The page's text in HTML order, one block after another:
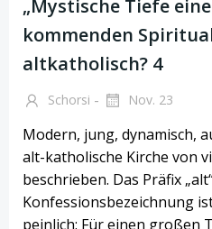
„Mystische Tiefe
kommenden
altkatholisch? 4
Schorsi - Nov. 23
Modern, jung, dynamisch,
alt-katholische Kirche von
beschrieben. Das Präfix
Konfessionsbezeichnung
peinlich: Für einen großen